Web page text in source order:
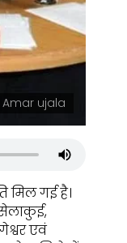
ujala
मिल गई है।
सेलाकुई,
एवं